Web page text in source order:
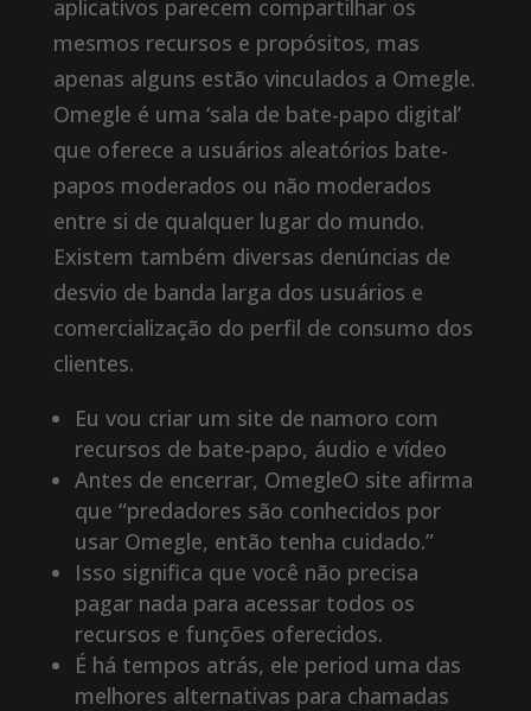
aplicativos parecem compartilhar os
mesmos recursos e propósitos, mas
apenas alguns estão vinculados a Omegle.
Omegle é uma ‘sala de bate-papo digital’
que oferece a usuários aleatórios bate-
papos moderados ou não moderados
entre si de qualquer lugar do mundo.
Existem também diversas denúncias de
desvio de banda larga dos usuários e
comercialização do perfil de consumo dos
clientes.
Eu vou criar um site de namoro com
recursos de bate-papo, áudio e vídeo
Antes de encerrar, OmegleO site afirma
que “predadores são conhecidos por
usar Omegle, então tenha cuidado.”
Isso significa que você não precisa
pagar nada para acessar todos os
recursos e funções oferecidos.
É há tempos atrás, ele period uma das
melhores alternativas para chamadas